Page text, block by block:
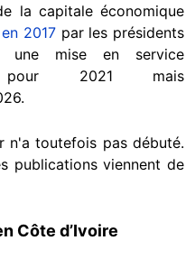
la capitale économique
2017par les présidents
une mise en service
pour 2021 mais
n'a toutefois pas débuté.
publications viennent de
Côte d’Ivoire